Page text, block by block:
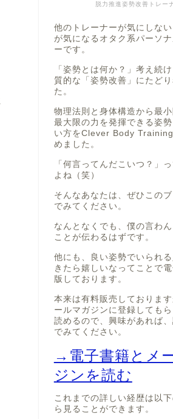
脱力推進姿勢改善トレー
他のトレーナーが気にしない
が気になるオタク系パーソ
ーです。
「姿勢とは何か？」考え続
質的な「姿勢改善」にたど
た。
物理法則と身体構造から最
最大限の力を発揮できる姿
い方をClever Body Training
めました。
「何言ってんだこいつ？」
よね（笑）
そんなあなたは、ぜひこの
でみてください。
なんとなくでも、僕の言わ
ことが伝わるはずです。
他にも、良い姿勢でいられ
きたら嬉しいなってことで
版しております。
本来は有料販売しております
ールマガジンに登録しても
読めるので、興味があれば
でみてください。
→電子書籍とメ
ジンを読む
これまでの詳しい経歴は以
ら見ることができます。